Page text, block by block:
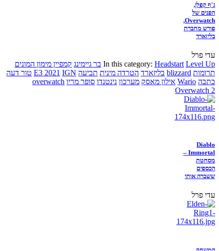
ג'ף קפלן,
הפנים של
Overwatch,
פורש מחברת
בליזארד
עדי פרל
In this category: Headstart Level Up בר גיימינג קמפיין מימון המונים
תרומות blizzard בליזארד הטרדה מינית תביעה E3 2021 IGN
טור דעה
כתבה Wario אילון מאסק מערכון נינטנדו סופר מריו overwatch
Overwatch 2
Diablo
Immortal –
מסחטת
הכספים
ששברה אותי
עדי פרל